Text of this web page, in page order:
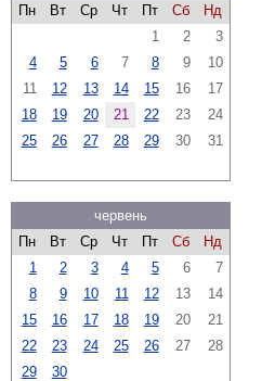
Пн
Вт Ср Чт Пт Сб
Нд
1
2
3
4
5 6 7 8 9
10
11
12 13 14 15 16
17
18
19 20 21 22 23
24
25
26 27 28 29 30 31
червень
Пн
Вт Ср Чт Пт Сб
Нд
1
2 3 4 5 6
7
8
9 10 11 12 13
14
15
16 17 18 19 20
21
22
23 24 25 26 27
28
29
30